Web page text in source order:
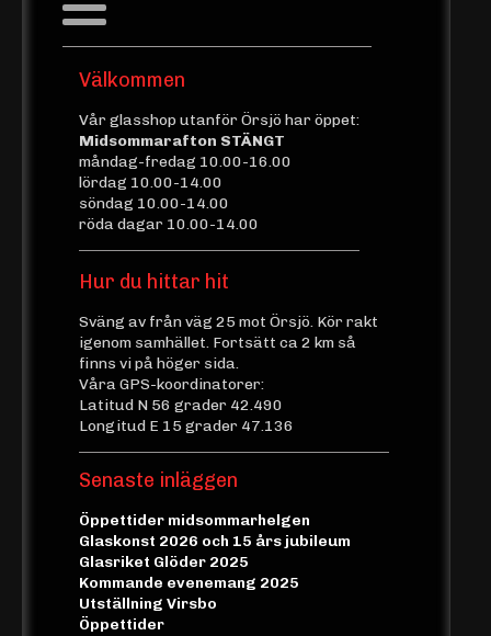
Välkommen
Vår glasshop utanför Örsjö har öppet:
Midsommarafton STÄNGT
måndag-fredag 10.00-16.00
lördag 10.00-14.00
söndag 10.00-14.00
röda dagar 10.00-14.00
Hur du hittar hit
Sväng av från väg 25 mot Örsjö. Kör rakt
igenom samhället. Fortsätt ca 2 km så
finns vi på höger sida.
Våra GPS-koordinatorer:
Latitud N 56 grader 42.490
Longitud E 15 grader 47.136
Senaste inläggen
Öppettider midsommarhelgen
Glaskonst 2026 och 15 års jubileum
Glasriket Glöder 2025
Kommande evenemang 2025
Utställning Virsbo
Öppettider